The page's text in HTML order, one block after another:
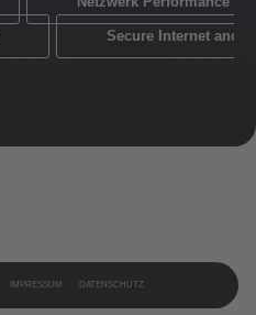
Secure Internet and
IMPRESSUM DATENSCHUTZ